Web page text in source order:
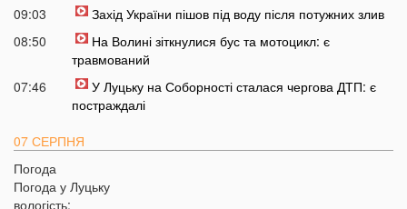
09:03
Захід України пішов під воду після потужних злив
08:50
На Волині зіткнулися бус та мотоцикл: є
травмований
07:46
У Луцьку на Соборності сталася чергова ДТП: є
постраждалі
07 СЕРПНЯ
20:31
20:17
Погода
Погода у Луцьку
вологість: